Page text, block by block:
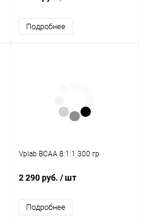
Подробнее
Vplab BCAA 8:1:1 300 гр
2 290 руб. / шт
Подробнее